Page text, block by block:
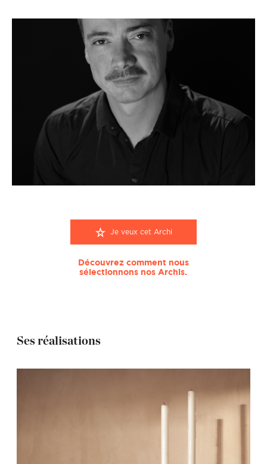
Je veux cet Archi
Découvrez comment nous
sélectionnons nos Archis.
Ses réalisations